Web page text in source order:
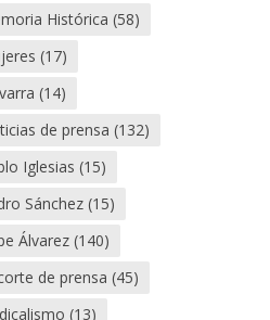
Histórica (58)
(17)
(14)
de prensa (132)
Iglesias (15)
Sánchez(15)
Álvarez(140)
de prensa (45)
(13)